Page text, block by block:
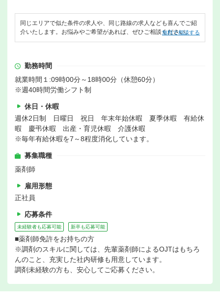
同じエリアで似た条件の求人や、同じ路線の求人なども喜んでご紹
介いたします。お悩みやご希望があれば、ぜひご相談ください。
無料で相談する
勤務時間
就業時間１:09時00分～18時00分（休憩60分）
※週40時間労働シフト制
休日・休暇
週休2日制 日曜日 祝日 年末年始休暇 夏季休暇 有給休
暇 慶弔休暇 出産・育児休暇 介護休暇
※毎年有給休暇を7～8程度消化しています。
募集職種
薬剤師
雇用形態
正社員
応募条件
未経験者も応募可能 新卒も応募可能
■薬剤師免許をお持ちの方
※調剤のスキルに関しては、先輩薬剤師によるOJTはもちろ
んのこと、充実した社内研修も用意しています。
調剤未経験の方も、安心してご応募ください。